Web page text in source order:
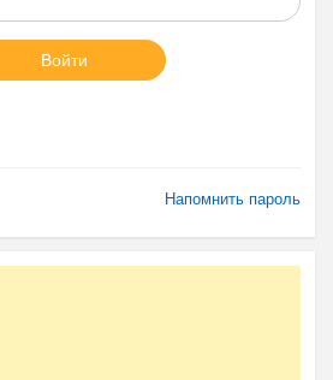
Войти
Напомнить пароль